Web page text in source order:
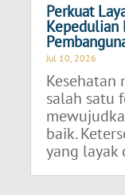
Perkuat
Kepedulian
Jul 10, 2026
Kesehatan
salah satu
baik.
yang layak